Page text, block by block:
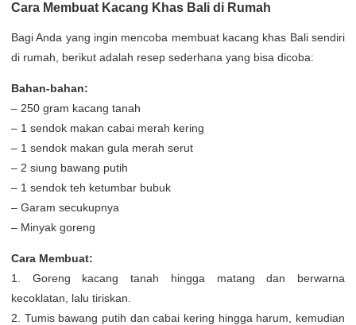
Cara Membuat Kacang Khas Bali di Rumah
Bagi Anda yang ingin mencoba membuat kacang khas Bali sendiri
di rumah, berikut adalah resep sederhana yang bisa dicoba:
Bahan-bahan:
– 250 gram kacang tanah
– 1 sendok makan cabai merah kering
– 1 sendok makan gula merah serut
– 2 siung bawang putih
– 1 sendok teh ketumbar bubuk
– Garam secukupnya
– Minyak goreng
Cara Membuat:
1. Goreng kacang tanah hingga matang dan berwarna
kecoklatan, lalu tiriskan.
2. Tumis bawang putih dan cabai kering hingga harum, kemudian